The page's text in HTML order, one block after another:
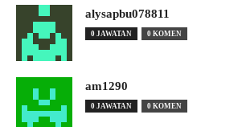
alysapbu078811
0 JAWATAN 0 KOMEN
am1290
0 JAWATAN 0 KOMEN